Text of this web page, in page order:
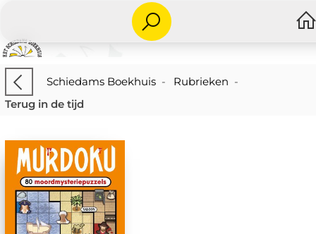
Schiedams Boekhuis- Rubrieken -
Terug in de tijd